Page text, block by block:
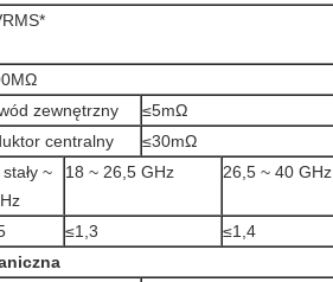
zewnętrzny
≤5mΩ
centralny
≤30mΩ
~
18 ~ 26,5 GHz 26,5 ~ 40 GHz
≤1,3 ≤1,4